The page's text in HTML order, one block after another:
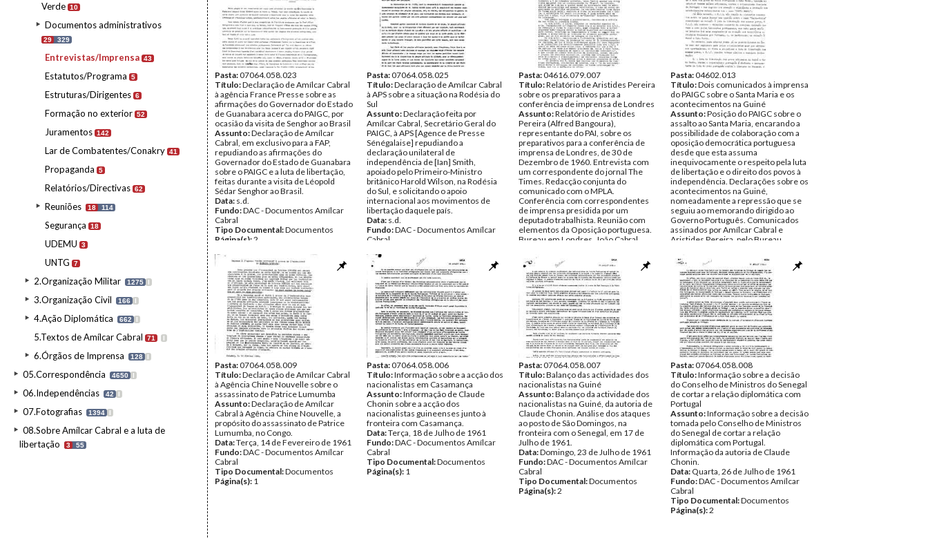
Verde 10
Documentos administrativos
29 329
Entrevistas/Imprensa 43
Estatutos/Programa 5
Estruturas/Dirigentes 6
Formação no exterior 52
Juramentos 142
Lar de Combatentes/Conakry 41
Propaganda 5
Relatórios/Directivas 62
Reuniões 18 114
Segurança 18
UDEMU 3
UNTG 7
2.Organização Militar 1275 I
3.Organização Civil 166 I
4.Ação Diplomática 662 I
5.Textos de Amílcar Cabral 71 I
6.Órgãos de Imprensa 128 I
05.Correspondência 4650 I
06.Independências 42 I
07.Fotografias 1394 I
08.Sobre Amílcar Cabral e a luta de
libertação
3 55
Pasta:07064.058.023
Título:Declaração de Amílcar Cabral
à agência France Presse sobre as
afirmações do Governador do Estado
de Guanabara acerca do PAIGC, por
ocasião da visita de Senghor ao Brasil
Assunto:Declaração de Amílcar
Cabral, em exclusivo para a FAP,
repudiando as afirmações do
Governador do Estado de Guanabara
sobre o PAIGC e a luta de libertação,
feitas durante a visita de Léopold
Sédar Senghor ao Brasil.
Data: s.d.
Fundo:DAC - Documentos Amílcar
Cabral
Tipo Documental:Documentos
Página(s):2
Pasta:07064.058.025
Título:Declaração de Amílcar Cabral
à APS sobre a situação na Rodésia do
Sul
Assunto:Declaração feita por
Amílcar Cabral, Secretário Geral do
PAIGC, à APS [Agence de Presse
Sénégalaise] repudiando a
declaração unilateral de
independência de [Ian] Smith,
apoiado pelo Primeiro-Ministro
britânico Harold Wilson, na Rodésia
do Sul, e solicitando o apoio
internacional aos movimentos de
libertação daquele país.
Data: s.d.
Fundo:DAC - Documentos Amílcar
Cabral
Página(s):
Pasta:04616.079.007
Título:Relatório de Aristides Pereira
sobre os preparativos para a
conferência de imprensa de Londres
Assunto:Relatório de Aristides
Pereira (Alfred Bangoura),
representante do PAI, sobre os
preparativos para a conferência de
imprensa de Londres, de 30 de
Dezembro de 1960. Entrevista com
um correspondente do jornal The
Times. Redacção conjunta do
comunicado com o MPLA.
Conferência com correspondentes
de imprensa presidida por um
deputado trabalhista. Reunião com
elementos da Oposição portuguesa.
Bureau em Londres. João Cabral.
conferência (Marrocos). Liga de Goa.
Moçambique. Emissora em
Marrocos. Datas. Noticiários. Opinião
americana. Congresso Internacional
de Juristas. Necessidade de
especialista em leis coloniais.
Contacto com o MCF (Movement for
Colonial Freedom) e com os
sindicatos de trabalhadores ingleses,
possibilidade de recrutamento de
nacionalistas africanos para
especialização na luta sindical.
Data:Domingo, 27 de Novembro de
1960 - Sexta, 9 de Dezembro de 1960
Fundo:DAC - Documentos Amílcar
Cabral
Tipo Documental:Documentos
Página(s):3
Pasta:04602.013
Título:Dois comunicados à imprensa
do PAIGC sobre o Santa Maria e os
acontecimentos na Guiné
Assunto:Posição do PAIGC sobre o
assalto ao Santa Maria, encarando a
possibilidade de colaboração com a
oposição democrática portuguesa
desde que esta assuma
inequivocamente o respeito pela luta
de libertação e o direito dos povos à
independência. Declarações sobre os
acontecimentos na Guiné,
nomeadamente a repressão que se
seguiu ao memorando dirigido ao
Governo Português. Comunicados
assinados por Amílcar Cabral e
Aristides Pereira, pelo Bureau
Data:
Sábado, 28 de Janeiro de 1961 -
Sábado, 4 de Fevereiro de 1961
Fundo:DAC - Documentos Amílcar
Cabral - Iva Cabral
Tipo Documental:Documentos
Página(s):4
Pasta:07064.058.009
Título:Declaração de Amílcar Cabral
à Agência Chine Nouvelle sobre o
assassinato de Patrice Lumumba
Assunto:Declaração de Amílcar
Cabral à Agência Chine Nouvelle, a
propósito do assassinato de Patrice
Lumumba, no Congo.
Data:Terça, 14 de Fevereiro de 1961
Fundo:DAC - Documentos Amílcar
Cabral
Tipo Documental:Documentos
Página(s): 1
Pasta:07064.058.006
Título:Informação sobre a acção dos
nacionalistas em Casamança
Assunto:Informação de Claude
Chonin sobre a acção dos
nacionalistas guineenses junto à
fronteira com Casamança.
Data:Terça, 18 de Julho de 1961
Fundo:DAC - Documentos Amílcar
Cabral
Tipo Documental:Documentos
Página(s): 1
Pasta:07064.058.007
Título:Balanço das actividades dos
nacionalistas na Guiné
Assunto:Balanço da actividade dos
nacionalistas na Guiné, da autoria de
Claude Chonin. Análise dos ataques
ao posto de São Domingos, na
fronteira com o Senegal, em 17 de
Julho de 1961.
Data:Domingo, 23 de Julho de 1961
Fundo:DAC - Documentos Amílcar
Cabral
Tipo Documental:Documentos
Página(s):2
Pasta:07064.058.008
Título:Informação sobre a decisão
do Conselho de Ministros do Senegal
de cortar a relação diplomática com
Portugal
Assunto:Informação sobre a decisão
tomada pelo Conselho de Ministros
do Senegal de cortar a relação
diplomática com Portugal.
Informação da autoria de Claude
Chonin.
Data: Quarta, 26 de Julho de 1961
Fundo:DAC - Documentos Amílcar
Cabral
Tipo Documental:Documentos
Página(s):2